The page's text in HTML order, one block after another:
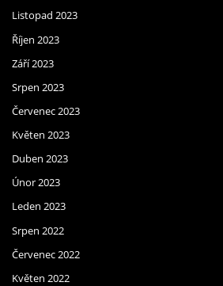
Listopad 2023
Říjen 2023
Září 2023
Srpen 2023
Červenec 2023
Květen 2023
Duben 2023
Únor 2023
Leden 2023
Srpen 2022
Červenec 2022
Květen 2022